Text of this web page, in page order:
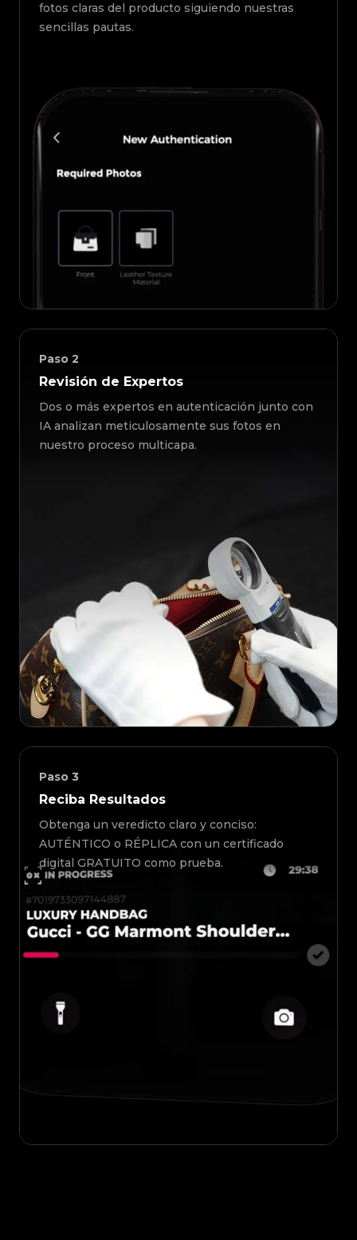
fotos claras del producto siguiendo nuestras
sencillas pautas.
Paso 2
Revisión de Expertos
Dos o más expertos en autenticación junto con
IA analizan meticulosamente sus fotos en
nuestro proceso multicapa.
Paso 3
Reciba Resultados
Obtenga un veredicto claro y conciso:
AUTÉNTICO o RÉPLICA con un certificado
digital GRATUITO como prueba.